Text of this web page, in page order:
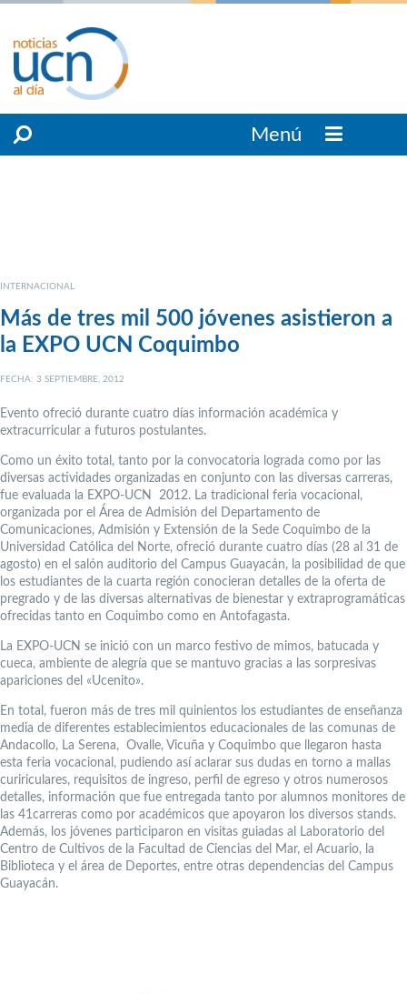
Menú
INTERNACIONAL
Más de tres mil 500 jóvenes asistieron a
la EXPO UCN Coquimbo
FECHA: 3 SEPTIEMBRE, 2012
Evento ofreció durante cuatro días información académica y
extracurricular a futuros postulantes.
Como un éxito total, tanto por la convocatoria lograda como por las
diversas actividades organizadas en conjunto con las diversas carreras,
fue evaluada la EXPO-UCN 2012. La tradicional feria vocacional,
organizada por el Área de Admisión del Departamento de
Comunicaciones, Admisión y Extensión de la Sede Coquimbo de la
Universidad Católica del Norte, ofreció durante cuatro días (28 al 31 de
agosto) en el salón auditorio del Campus Guayacán, la posibilidad de que
los estudiantes de la cuarta región conocieran detalles de la oferta de
pregrado y de las diversas alternativas de bienestar y extraprogramáticas
ofrecidas tanto en Coquimbo como en Antofagasta.
La EXPO-UCN se inició con un marco festivo de mimos, batucada y
cueca, ambiente de alegría que se mantuvo gracias a las sorpresivas
apariciones del «Ucenito».
En total, fueron más de tres mil quinientos los estudiantes de enseñanza
media de diferentes establecimientos educacionales de las comunas de
Andacollo, La Serena, Ovalle, Vicuña y Coquimbo que llegaron hasta
esta feria vocacional, pudiendo así aclarar sus dudas en torno a mallas
cuririculares, requisitos de ingreso, perfil de egreso y otros numerosos
detalles, información que fue entregada tanto por alumnos monitores de
las 41carreras como por académicos que apoyaron los diversos stands.
Además, los jóvenes participaron en visitas guiadas al Laboratorio del
Centro de Cultivos de la Facultad de Ciencias del Mar, el Acuario, la
Biblioteca y el área de Deportes, entre otras dependencias del Campus
Guayacán.